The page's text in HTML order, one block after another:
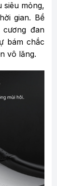
siêu mỏng,
gian. Bề
đan
bám chắc
vô lăng.